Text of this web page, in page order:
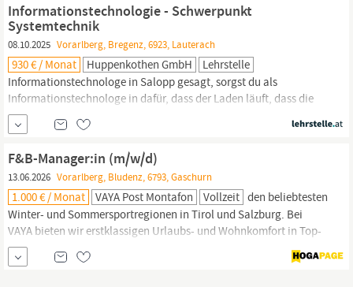
Verständnis undIT
Informationstechnologie - Schwerpunkt
Systemtechnik
08.10.2025 Vorarlberg, Bregenz, 6923, Lauterach
930 € / Monat Huppenkothen GmbH
Lehrstelle
Informationstechnologe in Salopp gesagt, sorgst du als
Informationstechnologe in dafür, dass der Laden läuft, dass die
PC-Arbeitsplätze eingerichtet und gewartet sind und alle
Geräte ihren Dienst verrichten. Du unterstützt Mitarbeiter bei
technischen Fragen und darfst neue betriebliche
mitgestalten. Lehrstart : August...
F&B-Manager:in (m/w/d)
13.06.2026 Vorarlberg, Bludenz, 6793, Gaschurn
1.000 € / Monat VAYA Post Montafon Vollzeit den beliebtesten
Winter- und Sommersportregionen in Tirol und Salzburg. Bei
VAYA bieten wir erstklassigen Urlaubs- und Wohnkomfort in Top-
Lagen mit hochwertigem Design und ausgezeichneter Kulinarik.
In unserem Headoffice in Kematen sind unsere unterschiedlichen